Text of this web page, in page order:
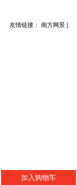
加入购物车
友情链接： 南方网景 |
门诊导航 我要咨询